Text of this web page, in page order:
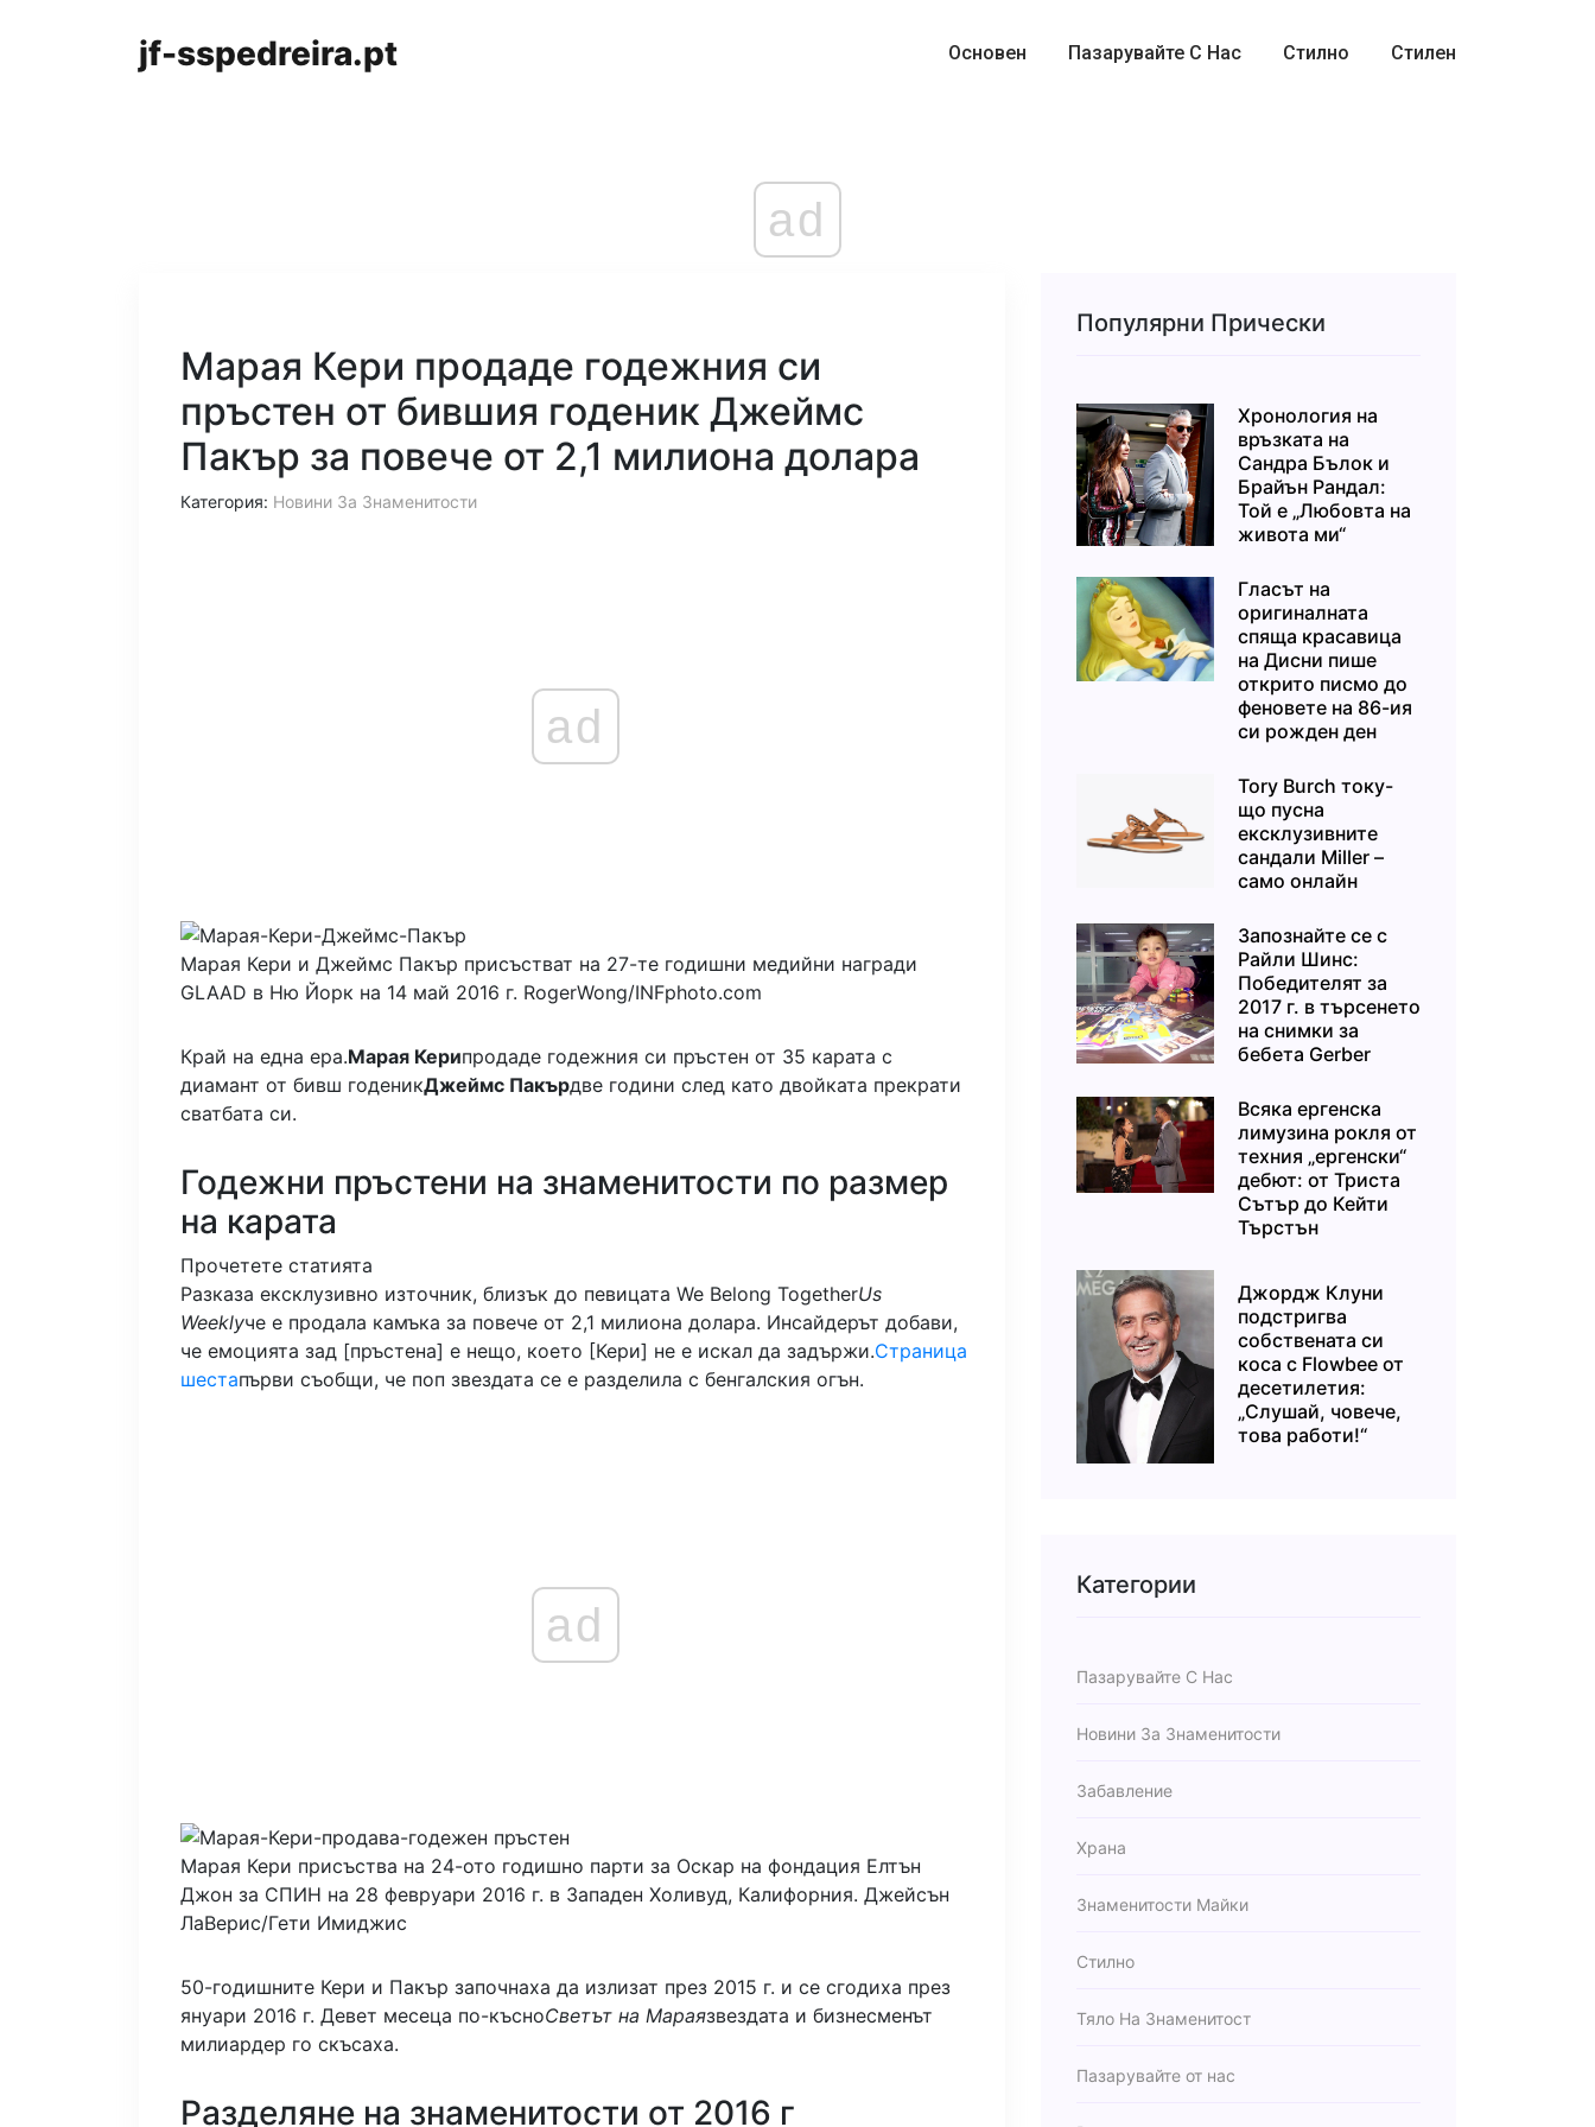
jf-sspedreira.pt Основен Пазарувайте С Нас Стилно Стилен
ad
Марая Кери продаде годежния си
пръстен от бившия годеник Джеймс
Пакър за повече от 2,1 милиона долара
Категория: Новини За Знаменитости
ad
Марая Кери и Джеймс Пакър присъстват на 27-те годишни медийни награди
GLAAD в Ню Йорк на 14 май 2016 г. RogerWong/INFphoto.com
Край на една ера.Марая Керипродаде годежния си пръстен от 35 карата с
диамант от бивш годеникДжеймс Пакърдве години след като двойката прекрати
сватбата си.
Годежни пръстени на знаменитости по размер
на карата
Прочетете статията
Разказа ексклузивно източник, близък до певицата We Belong TogetherUs
Weeklyче е продала камъка за повече от 2,1 милиона долара. Инсайдерът добави,
че емоцията зад [пръстена] е нещо, което [Кери] не е искал да задържи.Страница
шестапърви съобщи, че поп звездата се е разделила с бенгалския огън.
ad
Марая Кери присъства на 24-ото годишно парти за Оскар на фондация Елтън
Джон за СПИН на 28 февруари 2016 г. в Западен Холивуд, Калифорния. Джейсън
ЛаВерис/Гети Имиджис
50-годишните Кери и Пакър започнаха да излизат през 2015 г. и се сгодиха през
януари 2016 г. Девет месеца по-късноСветът на Мараязвездата и бизнесменът
милиардер го скъсаха.
Разделяне на знаменитости от 2016 г
Популярни Прически
Хронология на
връзката на
Сандра Бълок и
Брайън Рандал:
Той е „Любовта на
живота ми“
Гласът на
оригиналната
спяща красавица
на Дисни пише
открито писмо до
феновете на 86-ия
си рожден ден
Tory Burch току-
що пусна
ексклузивните
сандали Miller –
само онлайн
Запознайте се с
Райли Шинс:
Победителят за
2017 г. в търсенето
на снимки за
бебета Gerber
Всяка ергенска
лимузина рокля от
техния „ергенски“
дебют: от Триста
Сътър до Кейти
Търстън
Джордж Клуни
подстригва
собствената си
коса с Flowbee от
десетилетия:
„Слушай, човече,
това работи!“
Категории
Пазарувайте С Нас
Новини За Знаменитости
Забавление
Храна
Знаменитости Майки
Стилно
Тяло На Знаменитост
Пазарувайте от нас